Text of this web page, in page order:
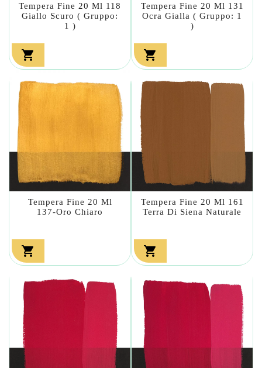
Tempera Fine 20 Ml 118
Giallo Scuro ( Gruppo:
1 )

Tempera Fine 20 Ml 131
Ocra Gialla ( Gruppo: 1
)

Tempera Fine 20 Ml
137-Oro Chiaro

Tempera Fine 20 Ml 161
Terra Di Siena Naturale
